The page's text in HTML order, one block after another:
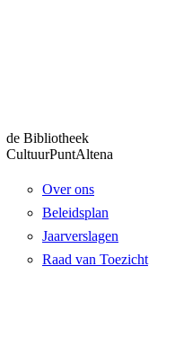
de Bibliotheek
CultuurPuntAltena
Over ons
Beleidsplan
Jaarverslagen
Raad van Toezicht